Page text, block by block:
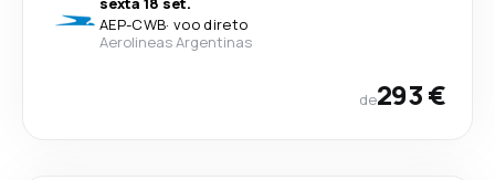
AEP-CWB· voo direto
Aerolineas Argentinas
de293 €